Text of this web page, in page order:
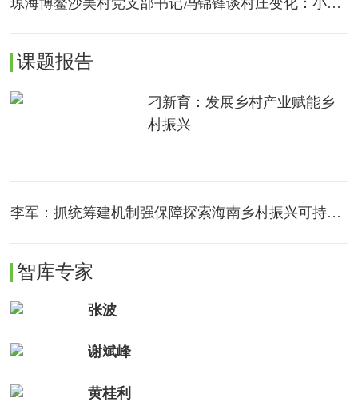
课题报告
刁新育：发展乡村产业赋能乡
村振兴
李军：抓统筹建机制强保障探索海南乡村振兴可持续路径
智库专家
张波
谢斌峰
黄桂利